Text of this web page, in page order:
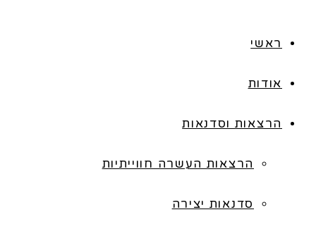
ראשי
אודות
הרצאות וסדנאות
הרצאות העשרה חווייתיות
סדנאות יצירה